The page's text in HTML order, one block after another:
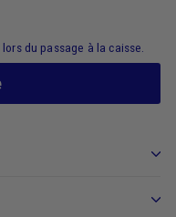
du passage à la caisse.